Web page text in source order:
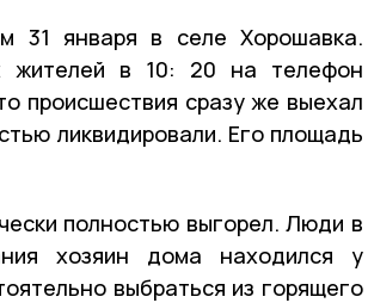
31 января в селе Хорошавка.
жителей в 10: 20 на телефон
происшествия сразу же выехал
ликвидировали. Его площадь
полностью выгорел. Люди в
хозяин дома находился у
выбраться из горящего